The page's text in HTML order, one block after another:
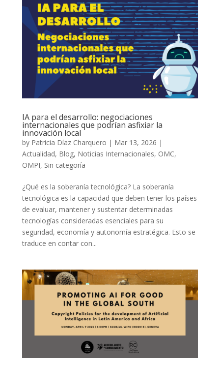
IA para el desarrollo: negociaciones
internacionales que podrían asfixiar la
innovación local
by Patricia Díaz Charquero | Mar 13, 2026 |
Actualidad, Blog, Noticias Internacionales, OMC,
OMPI, Sin categoría
¿Qué es la soberanía tecnológica? La soberanía
tecnológica es la capacidad que deben tener los países
de evaluar, mantener y sustentar determinadas
tecnologías consideradas esenciales para su
seguridad, economía y autonomía estratégica. Esto se
traduce en contar con...